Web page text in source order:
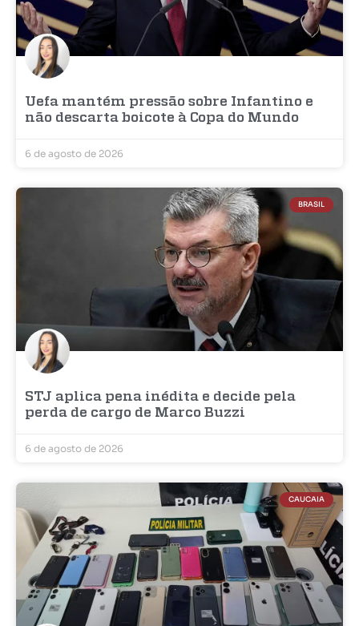
Uefa mantém pressão sobre Infantino e
não descarta boicote à Copa do Mundo
6 de agosto de 2026
BRASIL
STJ aplica pena inédita e decide pela
perda de cargo de Marco Buzzi
6 de agosto de 2026
CAUCAIA